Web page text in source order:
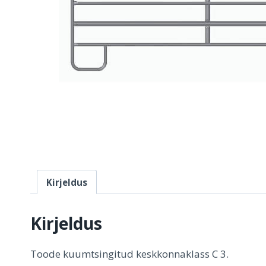
Kirjeldus
Kirjeldus
Toode kuumtsingitud keskkonnaklass C 3.